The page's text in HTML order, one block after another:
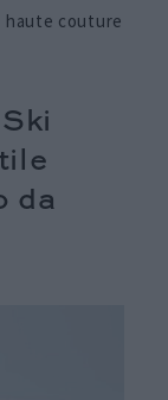
haute couture
da